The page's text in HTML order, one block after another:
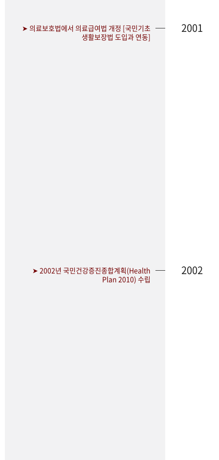
➤ 의료보호법에서 의료급여법 개정 [국민기초
생활보장법 도입과 연동]
2001
➤ 2002년 국민건강증진종합계획(Health
Plan 2010) 수립
2002